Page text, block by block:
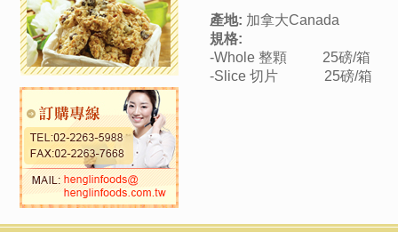
產地: 加拿大Canada
規格:
-Whole 整顆 25磅/箱
-Slice 切片 25磅/箱